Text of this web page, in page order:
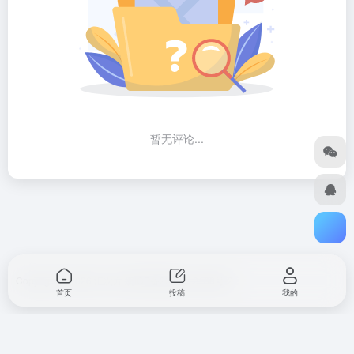
暂无评论...
Copyright © 2026 浙ICP备2023012168号-2
首页 投稿 我的